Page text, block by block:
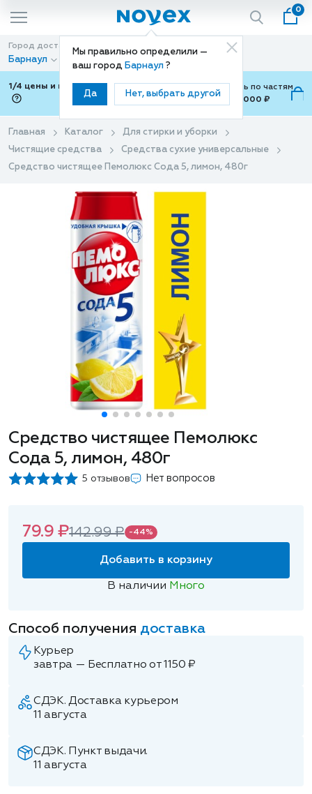
Мы правильно определили —
ваш город Барнаул ?
Да Нет, выбрать другой
0
Город доставки
Барнаул
Способ доставки
Доставка
1/4 цены и покупки ваши с Подели
Можно оплатить по частям
от 700 ₽ до 15,000 ₽
Главная Каталог
Для стирки и уборки
Чистящие средства
Средства сухие универсальные
Средство чистящее Пемолюкс Сода 5, лимон, 480г
Средство чистящее Пемолюкс
Сода 5, лимон, 480г
5 отзывов Нет вопросов
79.9 ₽142.99 ₽ -44%
Добавить в корзину
В наличии Много
Способ получения доставка
Курьер
завтра — Бесплатно от 1150 ₽
СДЭК. Доставка курьером
11 августа
СДЭК. Пункт выдачи.
11 августа